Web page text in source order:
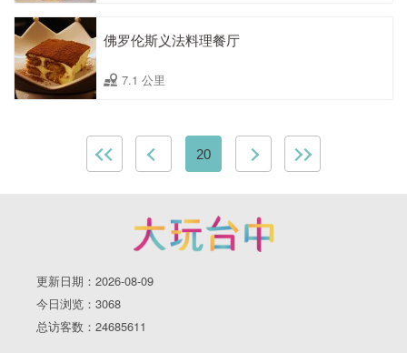
佛罗伦斯义法料理餐厅
7.1 公里
20
更新日期：2026-08-09
今日浏览：3068
总访客数：24685611